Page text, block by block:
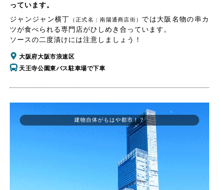
っています。
ジャンジャン横丁
（正式名：南陽通商店街） では大阪名物の串カ
ツが食べられる専門店がひしめき合っています。
ソースの二度漬けには注意しましょう！
大阪府大阪市浪速区
天王寺公園東バス駐車場で下車
建物自体がもはや都市！？